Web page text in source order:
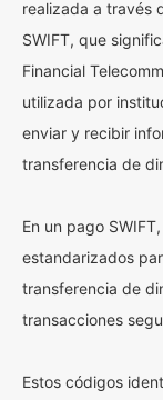
realizada a través
SWIFT, que
Financial
utilizada por
enviar y recibir
transferencia de
En un pago
estandarizados
transferencia de
transacciones
Estos códigos